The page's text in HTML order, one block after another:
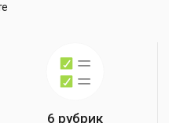
6 рубрик